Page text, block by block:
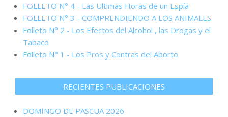
FOLLETO N° 4 - Las Ultimas Horas de un Espía
FOLLETO N° 3 - COMPRENDIENDO A LOS ANIMALES
Folleto N° 2 - Los Efectos del Alcohol , las Drogas y el
Tabaco
Folleto N° 1 - Los Pros y Contras del Aborto
RECIENTES PUBLICACIONES
DOMINGO DE PASCUA 2026